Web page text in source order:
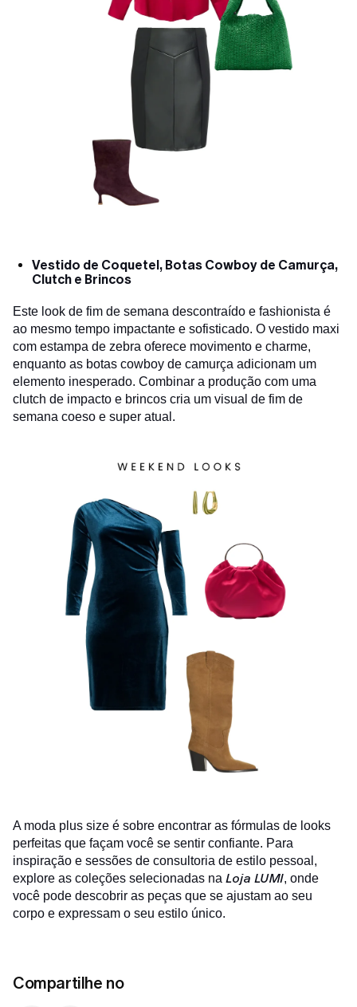
Vestido de Coquetel, Botas Cowboy de Camurça,
Clutch e Brincos
Este look de fim de semana descontraído e fashionista é
ao mesmo tempo impactante e sofisticado. O vestido maxi
com estampa de zebra oferece movimento e charme,
enquanto as botas cowboy de camurça adicionam um
elemento inesperado. Combinar a produção com uma
clutch de impacto e brincos cria um visual de fim de
semana coeso e super atual.
A moda plus size é sobre encontrar as fórmulas de looks
perfeitas que façam você se sentir confiante. Para
inspiração e sessões de consultoria de estilo pessoal,
explore as coleções selecionadas na Loja LUMI, onde
você pode descobrir as peças que se ajustam ao seu
corpo e expressam o seu estilo único.
Compartilhe no